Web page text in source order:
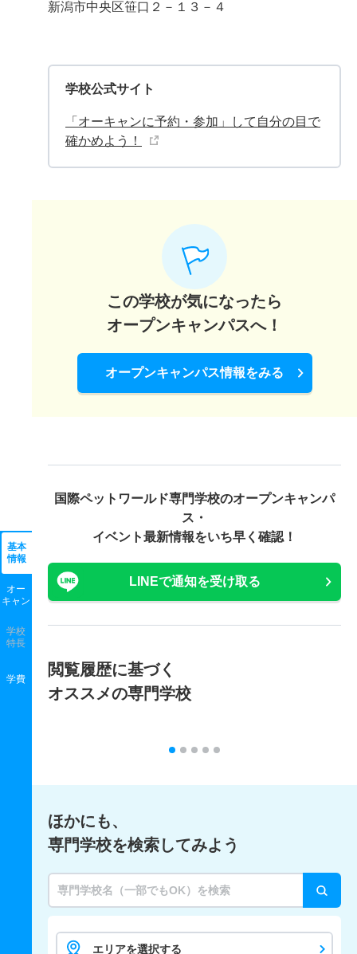
基本
情報
オー
キャン
学校
特長
学費
新潟市中央区笹口２－１３－４
学校公式サイト
「オーキャンに予約・参加」して自分の目で
確かめよう！
この学校が気になったら
オープンキャンパスへ！
オープンキャンパス情報をみる
国際ペットワールド専門学校のオープンキャンパ
ス・
イベント最新情報をいち早く確認！
LINEで通知を受け取る
閲覧履歴に基づく
オススメの専門学校
ほかにも、
専門学校を検索してみよう
エリアを選択する